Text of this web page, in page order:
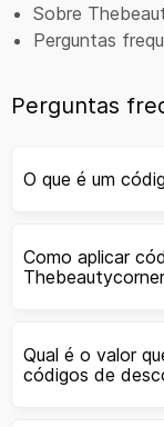
Sobre
Perguntas
Perguntas
O que é um
Como aplicar
Qual é o valor
códigos de